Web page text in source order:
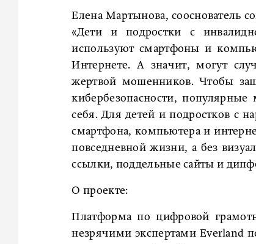
Елена Мартынова, сооснователь
«Дети и подростки с
используют смартфоны и
Интернете. А значит, могут
жертвой мошенников. Чтобы
кибербезопасности,
себя. Для детей и подростков с
смартфона, компьютера и
повседневной жизни, а без
ссылки, поддельные сайты и
О проекте:
Платформа по цифровой
незрячими экспертами Everland